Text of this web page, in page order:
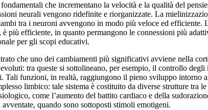
che incrementano la velocità e la qualità del
neurali vengono ridefinite e riorganizzate. La
tra i neuroni avvengono in modo più veloce ed efficiente.
è più efficiente, in quanto permangono le connessioni più
per gli scopi educativi.
che uno dei cambiamenti più significativi avviene nella
tra queste si sottolineano, per esempio, il controllo
Tali funzioni, in realtà, raggiungono il pieno sviluppo intorno
limbico: tale sistema è costituito da diverse strutture
come l’aumento del battito cardiaco e della
quando sono sottoposti stimoli emotigeni.